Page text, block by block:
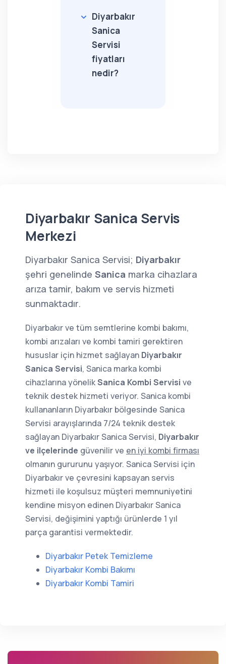
Diyarbakır
Sanica
Servisi
fiyatları
nedir?
Diyarbakır Sanica Servis
Merkezi
Diyarbakır Sanica Servisi; Diyarbakır
şehri genelinde Sanica marka cihazlara
arıza tamir, bakım ve servis hizmeti
sunmaktadır.
Diyarbakır ve tüm semtlerine kombi bakımı,
kombi arızaları ve kombi tamiri gerektiren
hususlar için hizmet sağlayan Diyarbakır
Sanica Servisi, Sanica marka kombi
cihazlarına yönelikSanica Kombi Servisi ve
teknik destek hizmeti veriyor. Sanica kombi
kullananların Diyarbakır bölgesinde Sanica
Servisi arayışlarında 7/24 teknik destek
sağlayan Diyarbakır Sanica Servisi, Diyarbakır
ve ilçelerinde güvenilir ve en iyi kombi firması
olmanın gururunu yaşıyor. Sanica Servisi için
Diyarbakır ve çevresini kapsayan servis
hizmeti ile koşulsuz müşteri memnuniyetini
kendine misyon edinen Diyarbakır Sanica
Servisi, değişimini yaptığı ürünlerde 1 yıl
parça garantisi vermektedir.
Diyarbakır Petek Temizleme
Diyarbakır Kombi Bakımı
Diyarbakır Kombi Tamiri